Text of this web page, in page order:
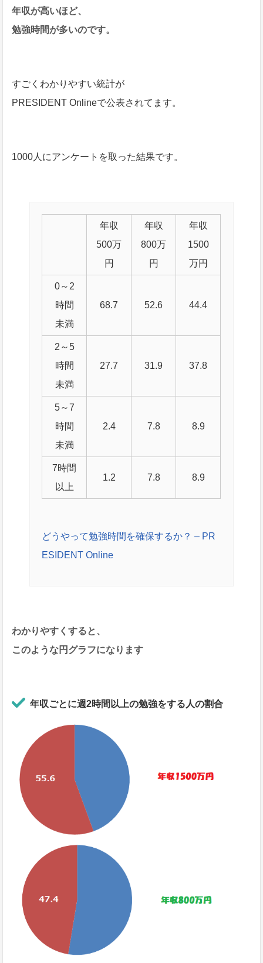
年収が高いほど、
勉強時間が多いのです。
すごくわかりやすい統計が
PRESIDENT Onlineで公表されてます。
1000人にアンケートを取った結果です。
年収
500万
円
年収
800万
円
年収
1500
万円
0～2
時間
未満
68.7 52.6 44.4
2～5
時間
未満
27.7 31.9 37.8
5～7
時間
未満
2.4 7.8 8.9
7時間
以上
1.2 7.8 8.9
どうやって勉強時間を確保するか？ – PR
ESIDENT Online
わかりやすくすると、
このような円グラフになります
年収ごとに週2時間以上の勉強をする人の割合